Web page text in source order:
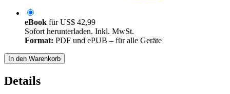
eBook fürUS$ 42,99
Sofort herunterladen. Inkl. MwSt.
Format: PDF und ePUB – für alle Geräte
In den Warenkorb
Details